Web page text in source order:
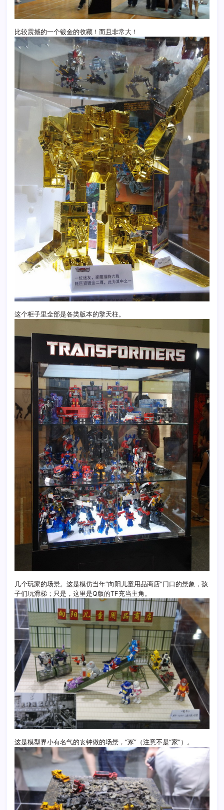
比较震撼的一个镀金的收藏！而且非常大！
这个柜子里全部是各类版本的擎天柱。
几个玩家的场景。这是模仿当年“向阳儿童用品商店”门口的景象，孩
子们玩滑梯；只是，这里是Q版的TF充当主角。
这是模型界小有名气的丧钟做的场景，“冢”（注意不是“家”）。